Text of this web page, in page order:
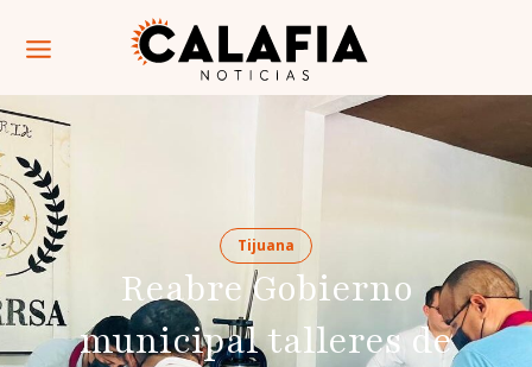
Tijuana
Reabre Gobierno
municipal talleres de